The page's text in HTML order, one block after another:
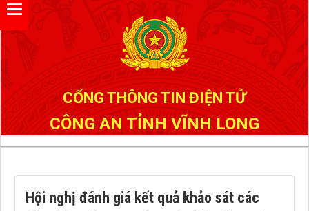
CỔNG THÔNG TIN ĐIỆN TỬ
CÔNG AN TỈNH VĨNH LONG
Hội nghị đánh giá kết quả khảo sát các